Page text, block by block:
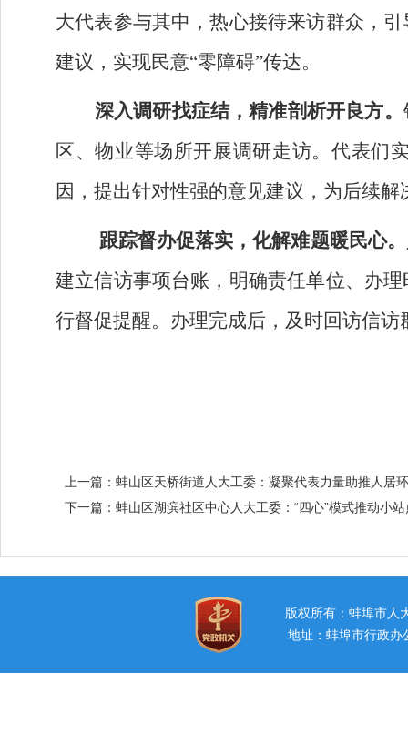
大代表参与其中，热心接待来访群众，
建议，实现民意“零障碍”传达。
深入调研找症结，精准剖析开良方。
区、物业等场所开展调研走访。代表们
因，提出针对性强的意见建议，为后续
跟踪督办促落实，化解难题暖民心。
建立信访事项台账，明确责任单位、办
行督促提醒。办理完成后，及时回访信
上一篇： 蚌山区天桥街道人大工委：凝聚代表力量助推人居
下一篇： 蚌山区湖滨社区中心人大工委：“四心”模式推动小
版权所有：蚌埠市
地址：蚌埠市行政